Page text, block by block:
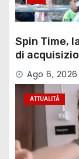
Spin Time,
di
Ago 6, 2026
ATTUALITÀ